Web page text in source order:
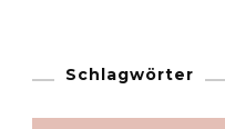
Beiträge
Schlagwörter